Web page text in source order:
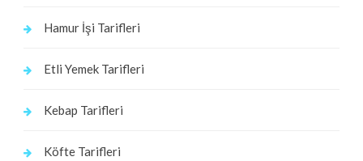
Hamur İşi Tarifleri
Etli Yemek Tarifleri
Kebap Tarifleri
Köfte Tarifleri